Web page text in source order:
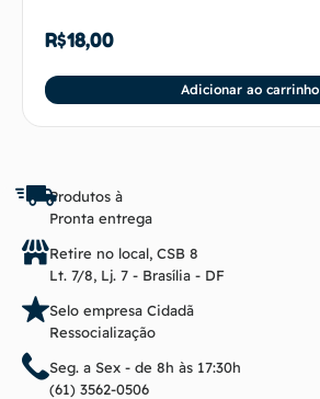
R$18,00
Adicionar ao carrinho
Produtos à
Pronta entrega
Retire no local, CSB 8
Lt. 7/8, Lj. 7 - Brasília - DF
Selo empresa Cidadã
Ressocialização
Seg. a Sex - de 8h às 17:30h
(61) 3562-0506